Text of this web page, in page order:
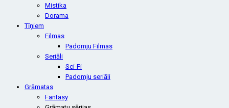
Mistika
Dorama
Tīņiem
Filmas
Padomju Filmas
Seriāli
Sci-Fi
Padomju seriāli
Grāmatas
Fantasy